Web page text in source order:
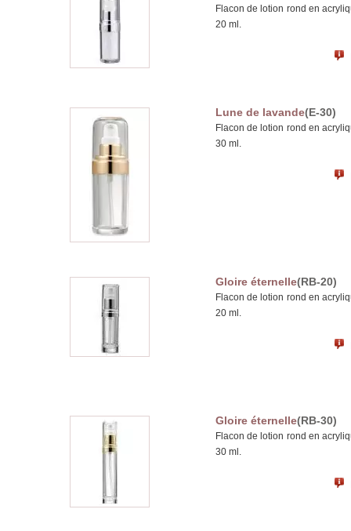
Flacon de lotion rond en
20 ml.
Lune de lavande(E-30)
Flacon de lotion rond en
30 ml.
Gloire éternelle(RB-20)
Flacon de lotion rond en
20 ml.
Gloire éternelle(RB-30)
Flacon de lotion rond en
30 ml.